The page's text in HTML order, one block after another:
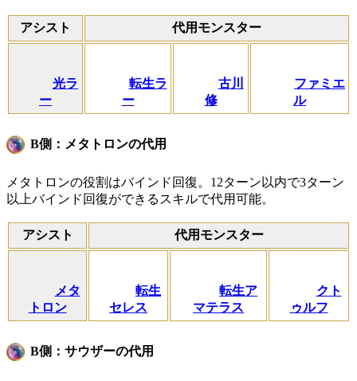
アシスト 代用モンスター
光ラ
ー
転生ラ
ー
古川
修
ファミエ
ル
B側：メタトロンの代用
メタトロンの役割はバインド回復。12ターン以内で3ターン
以上バインド回復ができるスキルで代用可能。
アシスト 代用モンスター
メタ
トロン
転生
セレス
転生ア
マテラス
クト
ゥルフ
B側：サウザーの代用